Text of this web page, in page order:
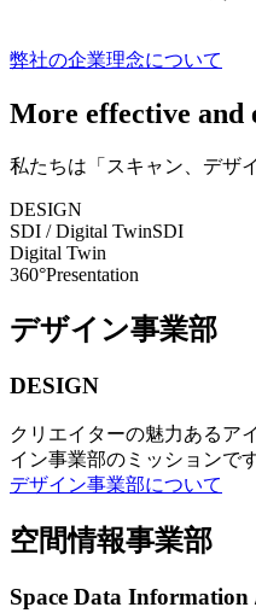
弊社の企業理念について
More effective and
私たちは「スキャン、デザ
DESIGN
SDI / Digital TwinSDI
Digital Twin
360°Presentation
デザイン事業部
DESIGN
クリエイターの魅力あるア
イン事業部のミッションで
デザイン事業部について
空間情報事業部
Space Data